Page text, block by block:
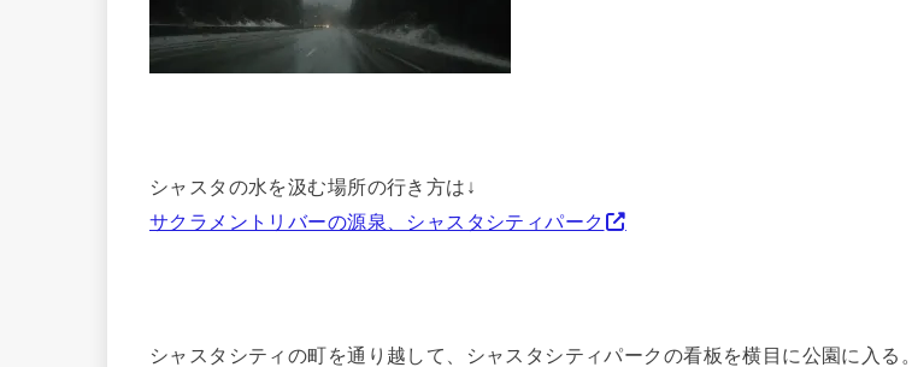
シャスタの水を汲む場所の行き方は↓
サクラメントリバーの源泉、シャスタシティパーク
シャスタシティの町を通り越して、シャスタシティパークの看板を横目に公園に入る。